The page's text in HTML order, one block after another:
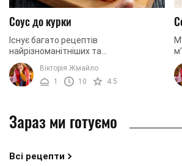
Соус до курки
Існує багато рецептів
найрізноманітніших та
найоригінальніших соусів. З усього
цього різноманіття досить складно
обрати той соус, рецепт якого ...
Вікторія Жмайло
1
10 4.5
Зараз ми готуємо
Всі рецепти